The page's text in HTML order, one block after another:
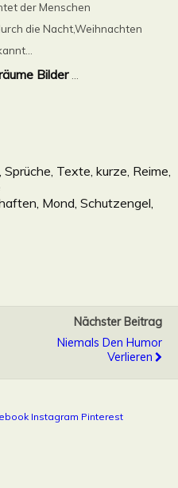
der Menschen
die Nacht,Weihnachten
Bilder ...
Texte, kurze, Reime,
Mond Schutzengel
Nächster Beitrag
Niemals Den Humor
Verlieren
Instagram Pinterest